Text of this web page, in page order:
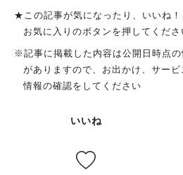
★この記事が気になったり、いいね
お気に入りのボタンを押してくださ
※記事に掲載した内容は公開日時点
がありますので、お出かけ、サー
情報の確認をしてください
いいね